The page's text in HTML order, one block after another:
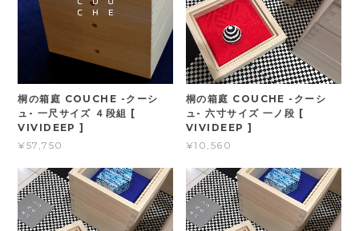
桐の箱庭 COUCHE -クーシ
ュ- 一尺サイズ ４段組 [
VIVIDEEP ]
¥57,750
桐の箱庭 COUCHE -クーシ
ュ- 六寸サイズ 一ノ段 [
VIVIDEEP ]
¥10,560